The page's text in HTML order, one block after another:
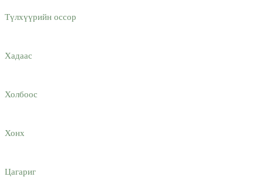
Түлхүүрийн оссор
Хадаас
Холбоос
Хонх
Цагариг